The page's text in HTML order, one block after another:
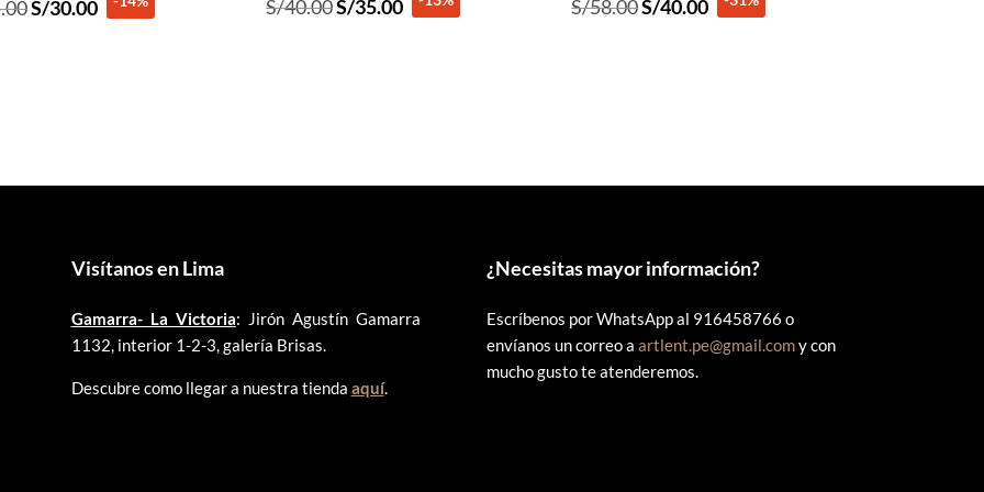
El
S/30.00El
S/40.00El
S/35.00El
S/58.00El
S/40.00El
Visítanos en Lima
Gamarra- La Victoria: Jirón Agustín Gamarra
1132, interior 1-2-3, galería Brisas.
Descubre como llegar a nuestra tienda aquí.
¿Necesitas mayor información?
Escríbenos por WhatsApp al 916458766 o
envíanos un correo a artlent.pe@gmail.comy con
mucho gusto te atenderemos.